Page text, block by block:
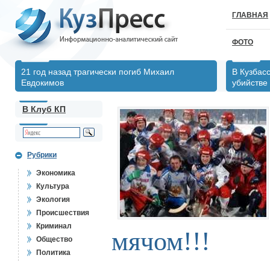
ГЛАВНАЯ
ФОТО
21 год назад трагически погиб Михаил
Евдокимов
В
В Клуб КП
Рубрики
Экономика
Культура
Экология
Происшествия
Криминал
Общество
Политика
мячом!!!